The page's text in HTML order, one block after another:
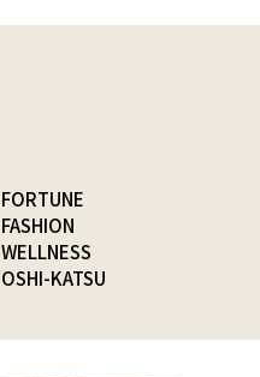
FORTUNE
FASHION
WELLNESS
OSHI-KATSU